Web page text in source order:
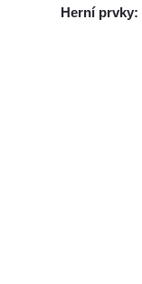
Herní prvky: